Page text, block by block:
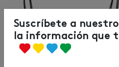
Suscríbete a
la información que